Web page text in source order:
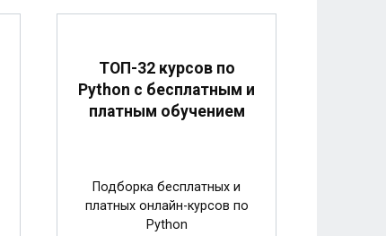
ТОП-32 курсов по
Python с бесплатным и
платным обучением
Подборка бесплатных и
платных онлайн-курсов по
Python